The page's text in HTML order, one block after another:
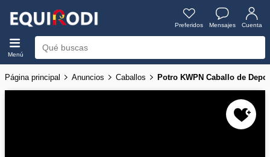
Preferidos Mensajes Cuenta
Menú
Página principal Anuncios Caballos Potro KWPN Caballo de